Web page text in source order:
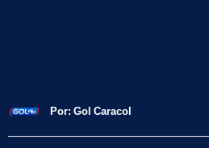
Por: Gol Caracol